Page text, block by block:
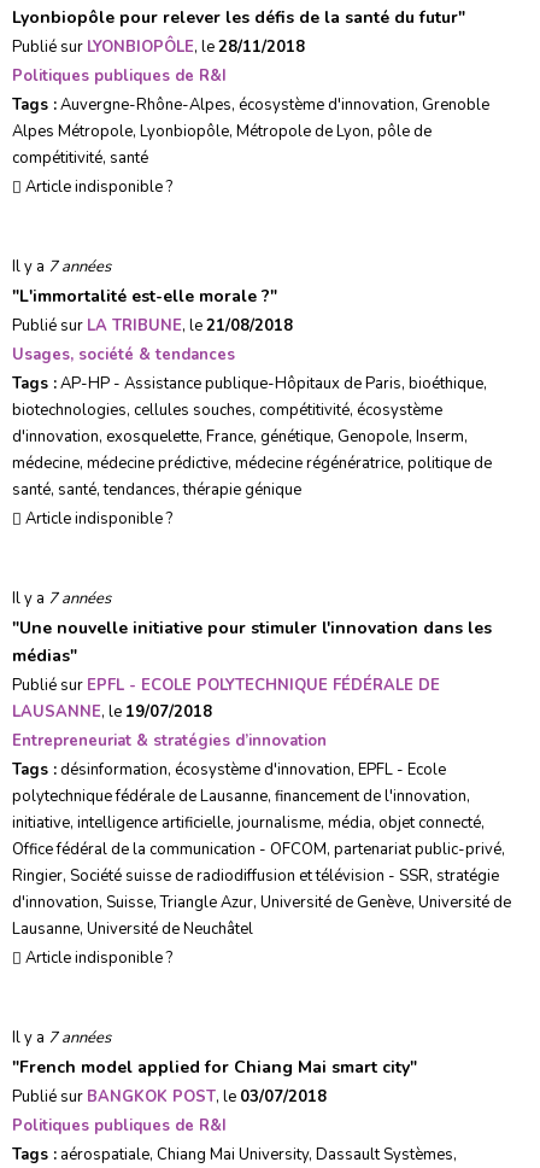
Lyonbiopôle pour relever les défis de la santé du futur"
Publié sur LYONBIOPÔLE, le28/11/2018
Politiques publiques de R&I
Tags :Auvergne-Rhône-Alpes, écosystème d'innovation, Grenoble
Alpes Métropole, Lyonbiopôle, Métropole de Lyon, pôle de
compétitivité, santé
Article indisponible ?
Il y a 7 années
"L'immortalité est-elle morale ?"
Publié sur LA TRIBUNE, le21/08/2018
Usages, société & tendances
Tags :AP-HP - Assistance publique-Hôpitaux de Paris, bioéthique,
biotechnologies, cellules souches, compétitivité, écosystème
d'innovation, exosquelette, France, génétique, Genopole, Inserm,
médecine, médecine prédictive, médecine régénératrice, politique de
santé, santé,tendances,thérapie génique
Article indisponible ?
Il y a 7 années
"Une nouvelle initiative pour stimuler l'innovation dans les
médias"
Publié sur EPFL - ECOLE POLYTECHNIQUE FÉDÉRALE DE
LAUSANNE, le 19/07/2018
Entrepreneuriat & stratégies d’innovation
Tags :désinformation, écosystème d'innovation, EPFL - Ecole
polytechnique fédérale de Lausanne, financement de l'innovation,
initiative, intelligence artificielle, journalisme, média, objet connecté,
Office fédéral de la communication - OFCOM, partenariat public-privé,
Ringier, Société suisse de radiodiffusion et télévision - SSR, stratégie
d'innovation, Suisse,Triangle Azur, Université de Genève, Université de
Lausanne, Université de Neuchâtel
Article indisponible ?
Il y a 7 années
"French model applied for Chiang Mai smart city"
Publié sur BANGKOK POST, le 03/07/2018
Politiques publiques de R&I
Tags : aérospatiale, Chiang Mai University, Dassault Systèmes,